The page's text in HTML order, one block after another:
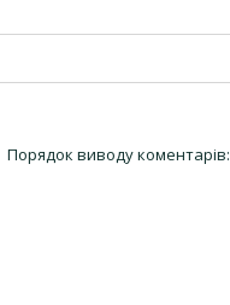
Порядок виводу коментарів: